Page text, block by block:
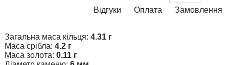
Відгуки Замовлення
Оплата
Загальна маса кільця: 4.31 г
Маса срібла: 4.2 г
Маса золота: 0.11 г